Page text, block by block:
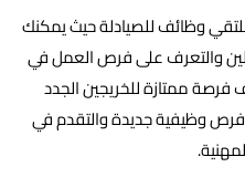
وظائف للصيادلة حيث يمكنك
والتعرف على فرص العمل في
ممتازة للخريجين الجدد
فرص وظيفية جديدة والتقدم في